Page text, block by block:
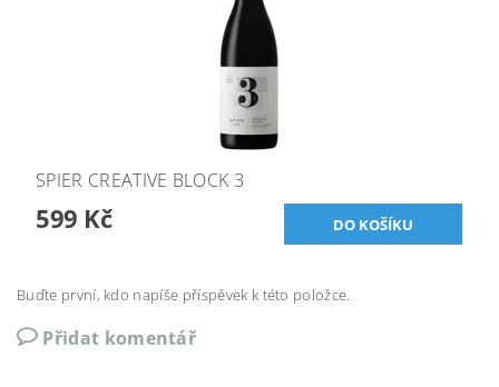
SPIER CREATIVE BLOCK 3
599 Kč
Buďte první, kdo napíše příspěvek k této položce.
Přidat komentář